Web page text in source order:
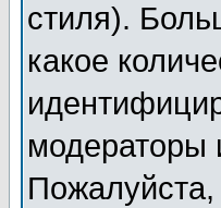
стиля).
какое
модераторы